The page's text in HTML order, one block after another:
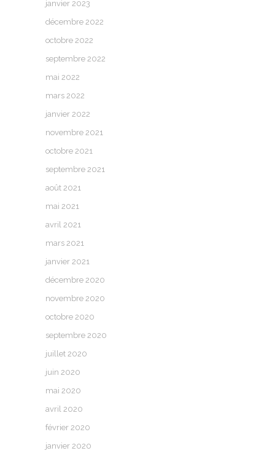
janvier 2023
décembre 2022
octobre 2022
septembre 2022
mai 2022
mars 2022
janvier 2022
novembre 2021
octobre 2021
septembre 2021
août 2021
mai 2021
avril 2021
mars 2021
janvier 2021
décembre 2020
novembre 2020
octobre 2020
septembre 2020
juillet 2020
juin 2020
mai 2020
avril 2020
février 2020
janvier 2020